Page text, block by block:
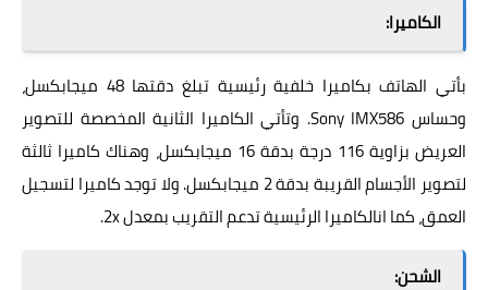
الكاميرا:
بأتي الهاتف بكاميرا خلفية رئيسية تبلغ دقتها 48 ميجابكسل،
وحساس Sony IMX586. وتأتي الكاميرا الثانية المخصصة للتصوير
العريض بزاوية 116 درجة بدقة 16 ميجابكسل، وهناك كاميرا ثالثة
لتصوير الأجسام القريبة بدقة 2 ميجابكسل. ولا توجد كاميرا لتسجيل
العمق، كما انالكاميرا الرئيسية تدعم التقريب بمعدل 2x.
الشحن: